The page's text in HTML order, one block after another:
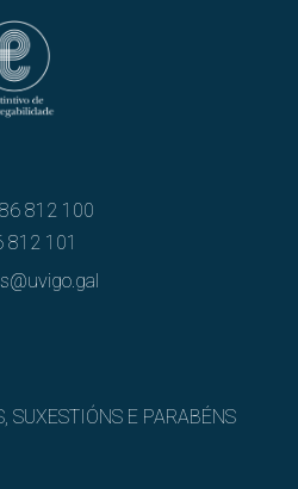
812 100
812 101
SUXESTIÓNS E PARABÉNS